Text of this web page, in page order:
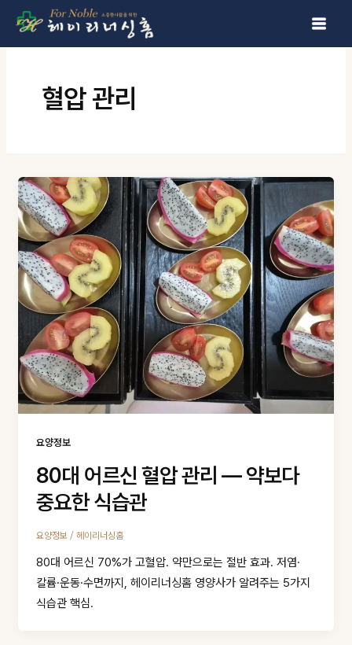
콘텐츠로 건너뛰기
혈압 관리
요양정보
80대 어르신 혈압 관리 — 약보다
중요한 식습관
요양정보/ 헤이리너싱홈
80대 어르신 70%가 고혈압. 약만으로는 절반 효과. 저염·
칼륨·운동·수면까지, 헤이리너싱홈 영양사가 알려주는 5가지
식습관 핵심.